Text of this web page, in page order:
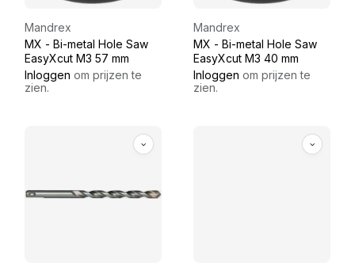
Mandrex
MX - Bi-metal Hole Saw
EasyXcut M3 57 mm
Inloggen om prijzen te
zien.
Mandrex
MX - Bi-metal Hole Saw
EasyXcut M3 40 mm
Inloggen om prijzen te
zien.